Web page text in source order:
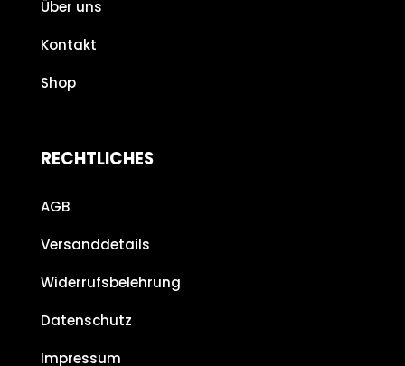
Über uns
Kontakt
Shop
RECHTLICHES
AGB
Versanddetails
Widerrufsbelehrung
Datenschutz
Impressum